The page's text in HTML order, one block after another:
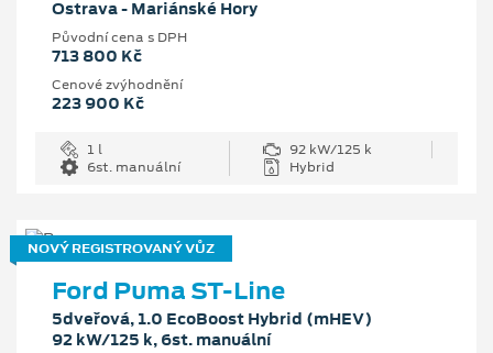
Ostrava - Mariánské Hory
Původní cena s DPH
713 800 Kč
Cenové zvýhodnění
223 900 Kč
1 l
92 kW/125 k
6st. manuální
Hybrid
NOVÝ REGISTROVANÝ VŮZ
Ford Puma ST-Line
5dveřová, 1.0 EcoBoost Hybrid (mHEV)
92 kW/125 k, 6st. manuální